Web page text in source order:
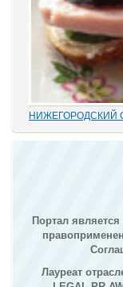
НИЖЕГОРОДСКИЙ
В этом деле
переписывание
положенного по
дела, до того, что
Портал
Лауреат